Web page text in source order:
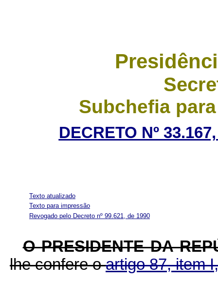
Subchefia
DECRETO Nº
Texto atualizado
Texto para impressão
Revogado pelo Decreto nº 99.621, de 1990
O PRESIDENTE DA
lhe confere oartigo 87, item